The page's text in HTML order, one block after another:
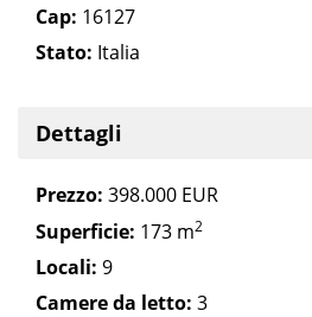
Cap: 16127
Stato: Italia
Dettagli
Prezzo: 398.000 EUR
Superficie: 173 m2
Locali: 9
Camere da letto: 3